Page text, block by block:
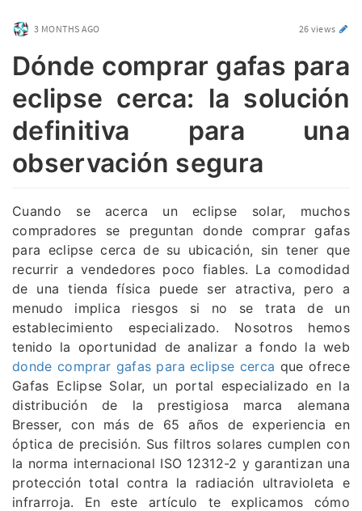
3 MONTHS AGO 26 views
Dónde comprar gafas para
eclipse cerca: la solución
definitiva para una
observación segura
Cuando se acerca un eclipse solar, muchos
compradores se preguntan donde comprar gafas
para eclipse cerca de su ubicación, sin tener que
recurrir a vendedores poco fiables. La comodidad
de una tienda física puede ser atractiva, pero a
menudo implica riesgos si no se trata de un
establecimiento especializado. Nosotros hemos
tenido la oportunidad de analizar a fondo la web
donde comprar gafas para eclipse cerca que ofrece
Gafas Eclipse Solar, un portal especializado en la
distribución de la prestigiosa marca alemana
Bresser, con más de 65 años de experiencia en
óptica de precisión. Sus filtros solares cumplen con
la norma internacional ISO 12312-2 y garantizan una
protección total contra la radiación ultravioleta e
infrarroja. En este artículo te explicamos cómo